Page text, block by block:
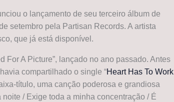
o lançamento de seu terceiro álbum de
setembro pela Partisan Records. A artista
que já está disponível.
For A Picture”, lançado no ano passado. Antes
compartilhado o single “Heart Has To Work
título, uma canção poderosa e grandiosa
/ Exige toda a minha concentração / É